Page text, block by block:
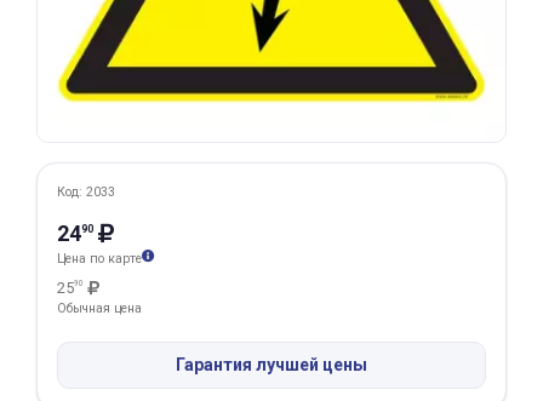
Код: 2033
2490
Цена по карте
2590
Обычная цена
Гарантия лучшей цены
Оплачивайте сегодня только
Получайте товар
выбранный способом
Оставшиеся
списываться